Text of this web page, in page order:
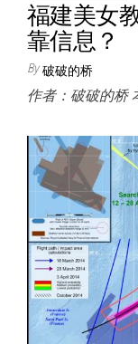
福建美女
靠信息？
By 破破的桥
作者：破破的桥